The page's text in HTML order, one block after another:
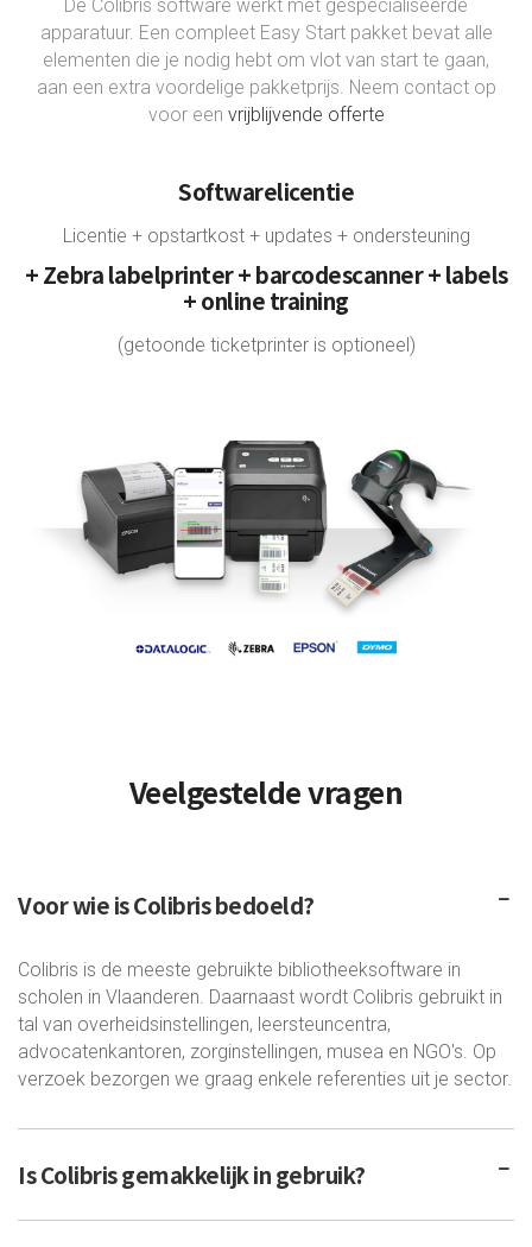
De Colibris software werkt met gespecialiseerde
apparatuur. Een compleet Easy Start pakket bevat alle
elementen die je nodig hebt om vlot van start te gaan,
aan een extra voordelige pakketprijs. Neem contact op
voor een vrijblijvende offerte
Softwarelicentie
Licentie + opstartkost + updates + ondersteuning
+ Zebra labelprinter + barcodescanner + labels
+ online training
(getoonde ticketprinter is optioneel)
Veelgestelde vragen
Voor wie is Colibris bedoeld?
Colibris is de meeste gebruikte bibliotheeksoftware in
scholen in Vlaanderen. Daarnaast wordt Colibris gebruikt in
tal van overheidsinstellingen, leersteuncentra,
advocatenkantoren, zorginstellingen, musea en NGO's. Op
verzoek bezorgen we graag enkele referenties uit je sector.
Is Colibris gemakkelijk in gebruik?